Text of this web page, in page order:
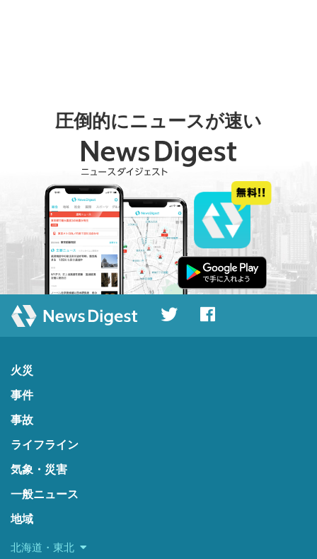
圧倒的にニュースが速い
火災
事件
事故
ライフライン
気象・災害
一般ニュース
地域
北海道・東北